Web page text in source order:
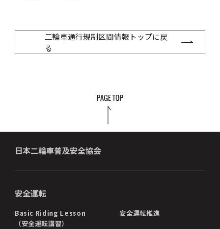
二輪車通行規制区間情報トップに戻
る
日本二輪車普及安全協会
安全運転
Basic Riding Lesson
（安全運転講習）
安全運転推進